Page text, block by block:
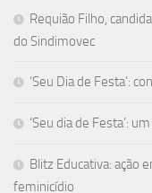
Requião Filho,
do Sindimovec
‘Seu Dia de Festa’:
‘Seu dia de Festa’:
Blitz Educativa: ação
feminicídio